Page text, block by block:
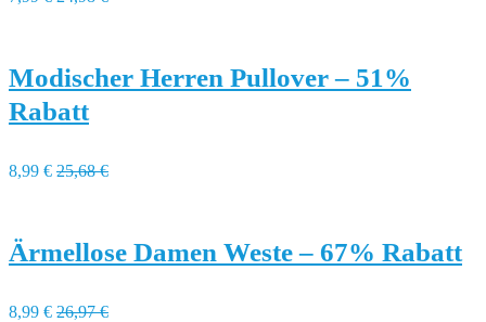
Modischer Herren Pullover – 51%
Rabatt
8,99 € 25,68 €
Ärmellose Damen Weste – 67% Rabatt
8,99 € 26,97 €